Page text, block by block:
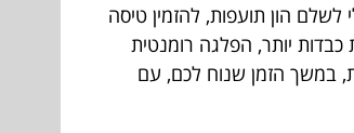
הון תועפות, להזמין טיסה
יותר, הפלגה רומנטית
במשך הזמן שנוח לכם, עם